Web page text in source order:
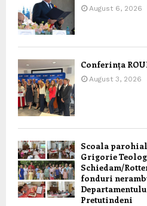
August 6, 2026
Conferința
August 3, 2026
Scoala
Grigorie
Schiedam/
fonduri
Pretutindeni